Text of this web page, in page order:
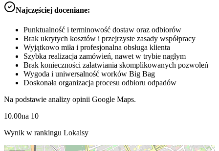
Najczęściej doceniane:
Punktualność i terminowość dostaw oraz odbiorów
Brak ukrytych kosztów i przejrzyste zasady współpracy
Wyjątkowo miła i profesjonalna obsługa klienta
Szybka realizacja zamówień, nawet w trybie nagłym
Brak konieczności załatwiania skomplikowanych pozwoleń
Wygoda i uniwersalność worków Big Bag
Doskonała organizacja procesu odbioru odpadów
Na podstawie analizy opinii Google Maps.
10.00na 10
Wynik w rankingu Lokalsy